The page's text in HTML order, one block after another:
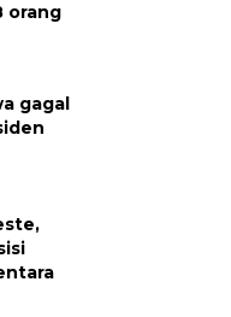
orang
gagal